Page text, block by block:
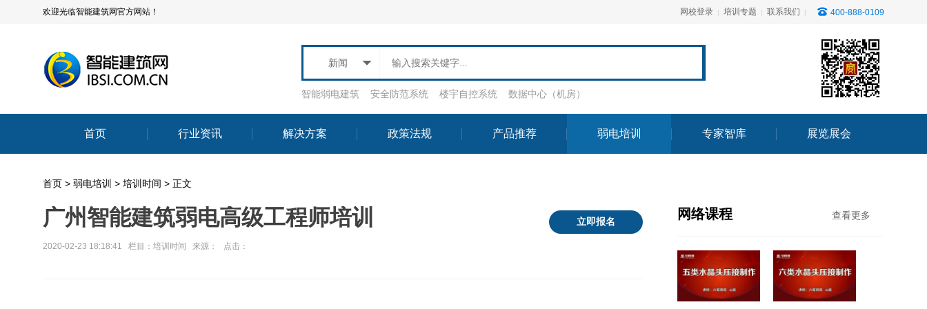
欢迎光临智能建筑网官方网站！ 网校登录 | 培训专题 | 联系我们 | 400-888-0109
新闻
智能弱电建筑 安全防范系统 楼宇自控系统 数据中心（机房）
首页 行业资讯 解决方案 政策法规 产品推荐 弱电培训 专家智库 展览展会
首页 > 弱电培训 > 培训时间 > 正文
立即报名
广州智能建筑弱电高级工程师培训
2020-02-23 18:18:41 栏目： 培训时间 来源： 点击：
查看更多
网络课程